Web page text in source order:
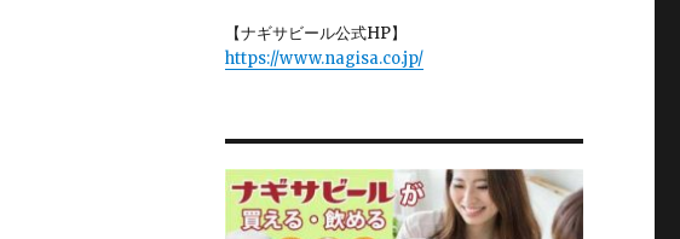
【ナギサビール公式HP】
https://www.nagisa.co.jp/